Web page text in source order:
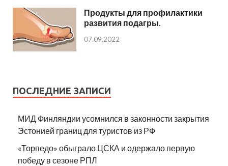
Продукты для профилактики
развития подагры.
07.09.2022
ПОСЛЕДНИЕ ЗАПИСИ
МИД Финляндии усомнился в законности закрытия
Эстонией границ для туристов из РФ
«Торпедо» обыграло ЦСКА и одержало первую
победу в сезоне РПЛ